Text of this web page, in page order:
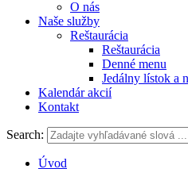
O nás
Naše služby
Reštaurácia
Reštaurácia
Denné menu
Jedálny lístok a
Kalendár akcií
Kontakt
Search:
Úvod